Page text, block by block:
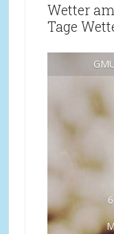
Wetter
Tage